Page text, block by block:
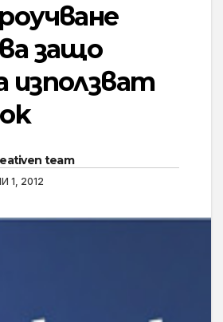
защо
използват
team
1, 2012